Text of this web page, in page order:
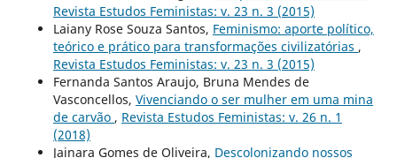
Revista Estudos Feministas: v. 23 n. 3 (2015)
Laiany Rose Souza Santos, Feminismo: aporte político,
teórico e prático para transformações civilizatórias ,
Revista Estudos Feministas: v. 23 n. 3 (2015)
Fernanda Santos Araujo, Bruna Mendes de
Vasconcellos, Vivenciando o ser mulher em uma mina
de carvão , Revista Estudos Feministas: v. 26 n. 1
(2018)
Jainara Gomes de Oliveira, Descolonizando nossos